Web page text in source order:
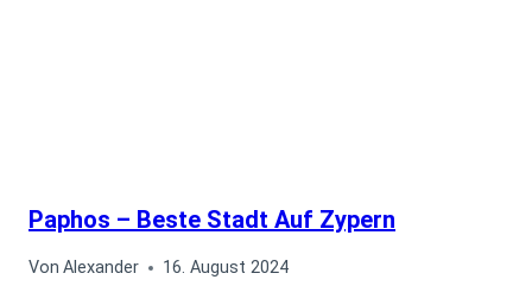
Paphos – Beste Stadt Auf Zypern
Von Alexander 16. August 2024